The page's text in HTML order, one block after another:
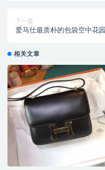
下一篇
爱马仕最质朴的包袋空中花
相关文章